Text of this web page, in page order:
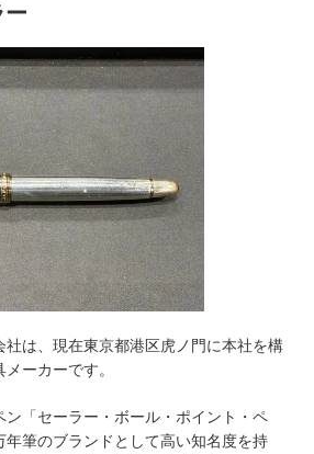
ー
社は、現在東京都港区虎ノ門に本社を構
ーカーです。
ン「セーラー・ボール・ポイント・ペ
年筆のブランドとして高い知名度を持